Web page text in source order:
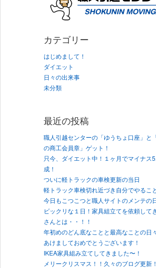
カテゴリー
はじめまして！
ダイエット
日々の出来事
未分類
最近の投稿
職人引越センターの「ゆうちょ口座」と
の商工会員章」ゲット！
只今、ダイエット中！１ヶ月でマイナス
成！
ついに軽トラックの車検更新の当日
軽トラック車検切れ近づき自分でやるこ
今日もこつこつと職人サイトのメンテの
ビックリな１日！家具組立てを依頼して
さんとは・・！！
年初めのどん底なことと最高なことの日
あけましておめでとうございます！
IKEA家具組み立てしてきました〜！
メリークリスマス！！久々のブログ更新！